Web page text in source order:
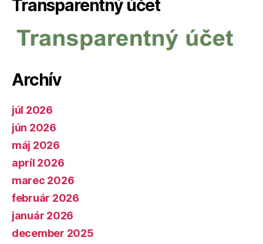
Transparentný účet
Archív
júl 2026
jún 2026
máj 2026
apríl 2026
marec 2026
február 2026
január 2026
december 2025